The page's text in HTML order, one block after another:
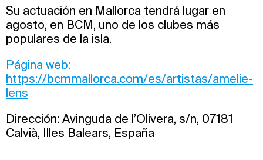
Su actuación en Mallorca tendrá lugar en
agosto, en BCM, uno de los clubes más
populares de la isla.
Página web:
https://bcmmallorca.com/es/artistas/amelie-
lens
Dirección: Avinguda de l’Olivera, s/n, 07181
Calvià, Illes Balears, España